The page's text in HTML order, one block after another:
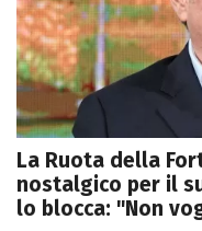
La Ruota della
nostalgico per il
lo blocca: "Non